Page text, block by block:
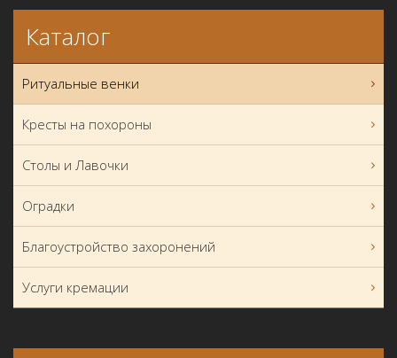
Каталог
Ритуальные венки
Кресты на похороны
Столы и Лавочки
Оградки
Благоустройство захоронений
Услуги кремации